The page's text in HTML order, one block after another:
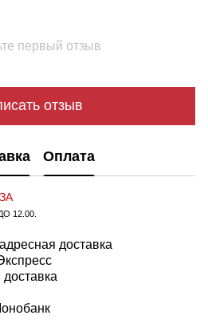
первый отзыв
отзыв
Оплата
12.00.
доставка
Экспресс
доставка